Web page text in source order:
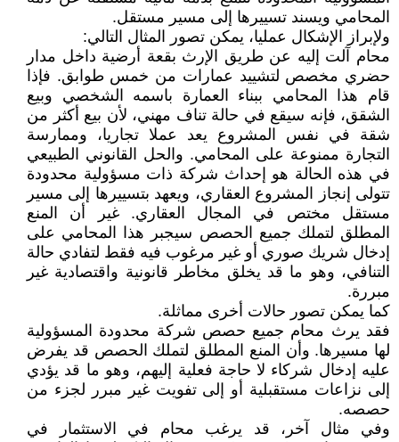
المحامي ويسند تسييرها إلى مسير مستقل.
ولإبراز الإشكال عمليا، يمكن تصور المثال التالي:
محام آلت إليه عن طريق الإرث بقعة أرضية داخل مدار
حضري مخصص لتشييد عمارات من خمس طوابق. فإذا
قام هذا المحامي ببناء العمارة باسمه الشخصي وبيع
الشقق، فإنه سيقع في حالة تناف مهني، لأن بيع أكثر من
شقة في نفس المشروع يعد عملا تجاريا، وممارسة
التجارة ممنوعة على المحامي. والحل القانوني الطبيعي
في هذه الحالة هو إحداث شركة ذات مسؤولية محدودة
تتولى إنجاز المشروع العقاري، ويعهد بتسييرها إلى مسير
مستقل مختص في المجال العقاري. غير أن المنع
المطلق لتملك جميع الحصص سيجبر هذا المحامي على
إدخال شريك صوري أو غير مرغوب فيه فقط لتفادي حالة
التنافي، وهو ما قد يخلق مخاطر قانونية واقتصادية غير
مبررة.
كما يمكن تصور حالات أخرى مماثلة.
فقد يرث محام جميع حصص شركة محدودة المسؤولية
لها مسيرها. وأن المنع المطلق لتملك الحصص قد يفرض
عليه إدخال شركاء لا حاجة فعلية إليهم، وهو ما قد يؤدي
إلى نزاعات مستقبلية أو إلى تفويت غير مبرر لجزء من
حصصه.
وفي مثال آخر، قد يرغب محام في الاستثمار في